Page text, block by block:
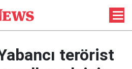
terörist